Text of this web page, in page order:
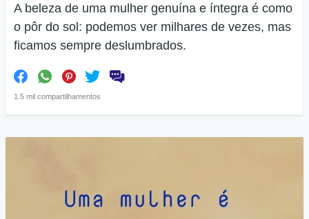
A beleza de uma mulher genuína e íntegra é como
o pôr do sol: podemos ver milhares de vezes, mas
ficamos sempre deslumbrados.
1.5 mil compartilhamentos